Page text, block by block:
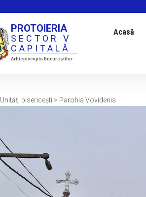
PROTOIERIA
SECTOR V
CAPITALĂ
Arhiepiscopia Bucureștilor
Acasă
Unități bisericești > Parohia Vovidenia